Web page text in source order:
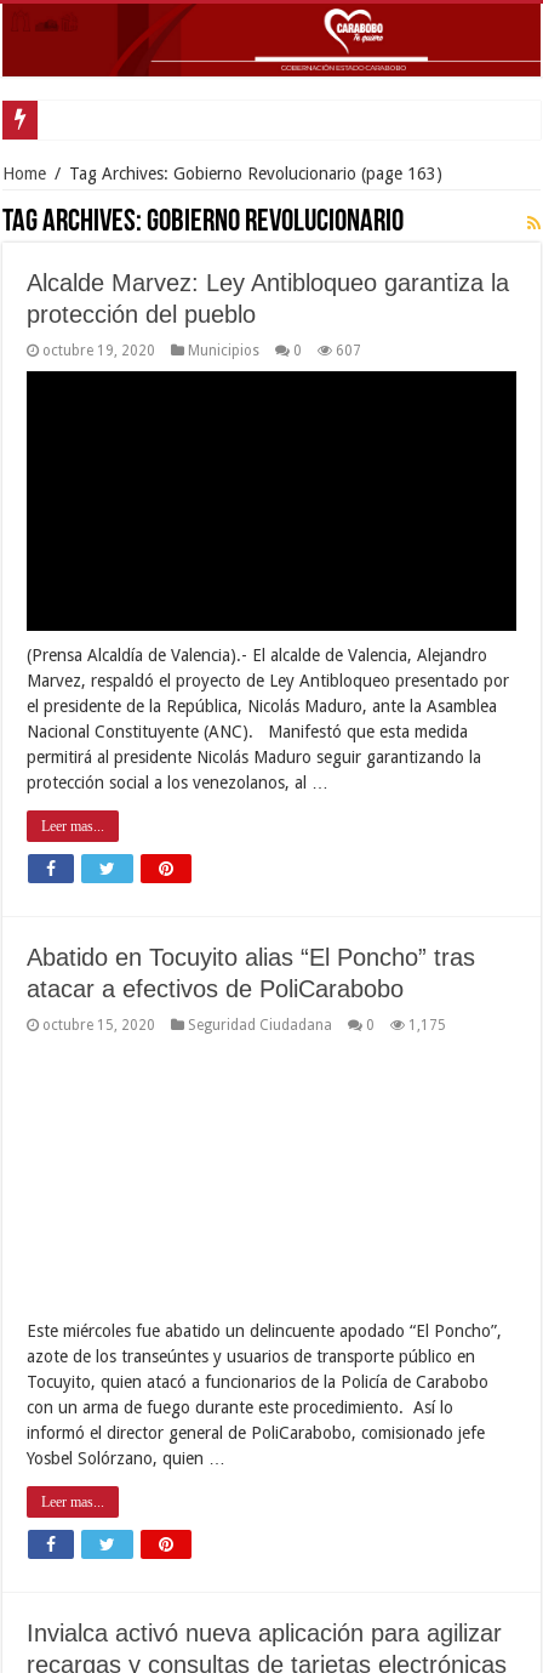
Home / Tag Archives: Gobierno Revolucionario (page 163)
Tag Archives:Gobierno Revolucionario
Alcalde Marvez: Ley Antibloqueo garantiza la
protección del pueblo
octubre 19, 2020 Municipios 0 607
(Prensa Alcaldía de Valencia).- El alcalde de Valencia, Alejandro
Marvez, respaldó el proyecto de Ley Antibloqueo presentado por
el presidente de la República, Nicolás Maduro, ante la Asamblea
Nacional Constituyente (ANC). Manifestó que esta medida
permitirá al presidente Nicolás Maduro seguir garantizando la
protección social a los venezolanos, al …
Leer mas...
Abatido en Tocuyito alias “El Poncho” tras
atacar a efectivos de PoliCarabobo
octubre 15, 2020 Seguridad Ciudadana 0 1,175
Este miércoles fue abatido un delincuente apodado “El Poncho”,
azote de los transeúntes y usuarios de transporte público en
Tocuyito, quien atacó a funcionarios de la Policía de Carabobo
con un arma de fuego durante este procedimiento. Así lo
informó el director general de PoliCarabobo, comisionado jefe
Yosbel Solórzano, quien …
Leer mas...
Invialca activó nueva aplicación para agilizar
recargas y consultas de tarjetas electrónicas